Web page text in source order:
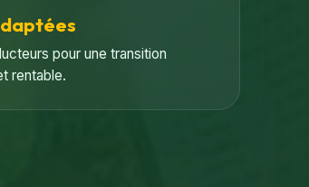
pour une transition
rentable.